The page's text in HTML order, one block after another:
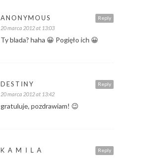
Reply
ANONYMOUS
20 marca 2012 at 13:03
Ty blada? haha 😀 Pogięło ich 😀
Reply
DESTINY
20 marca 2012 at 13:42
gratuluje, pozdrawiam! 😉
Reply
K A M I L A